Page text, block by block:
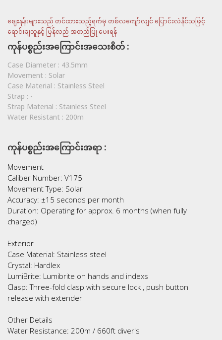
ဈေးနုန်းများသည် တင်ထားသည့်ရက်မှ တစ်လကျော်လျင် ပြောင်းလဲနိုင်သဖြင့်
ရောင်းချသူနှင့် ပြန်လည် အတည်ပြု ပေးရန်
ကုန်ပစ္စည်းအကြောင်းအသေးစိတ် :
Case Diameter :43.5mm
Movement :Solar
Case Material :Stainless Steel
Strap :-
Strap Material :Stainless Steel
Water Resistant :200m
ကုန်ပစ္စည်းအကြောင်းအရာ :
Movement
Caliber Number: V175
Movement Type: Solar
Accuracy: ±15 seconds per month
Duration: Operating for approx. 6 months (when fully
charged)
Exterior
Case Material: Stainless steel
Crystal: Hardlex
LumiBrite: Lumibrite on hands and indexs
Clasp: Three-fold clasp with secure lock , push button
release with extender
Other Details
Water Resistance: 200m / 660ft diver's